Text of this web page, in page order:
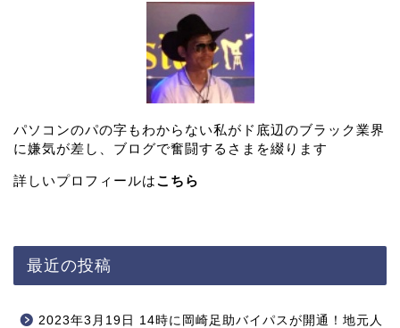
パソコンのパの字もわからない私がド底辺のブラック業界
に嫌気が差し、ブログで奮闘するさまを綴ります
詳しいプロフィールはこちら
最近の投稿
2023年3月19日 14時に岡崎足助バイパスが開通！地元人